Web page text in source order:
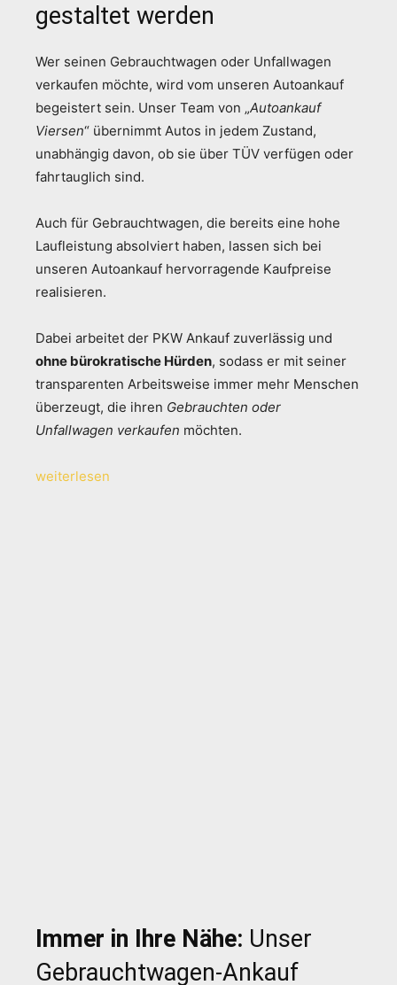
gestaltet werden
Wer seinen Gebrauchtwagen oder Unfallwagen
verkaufen möchte, wird vom unseren Autoankauf
begeistert sein. Unser Team von „Autoankauf
Viersen“ übernimmt Autos in jedem Zustand,
unabhängig davon, ob sie über TÜV verfügen oder
fahrtauglich sind.
Auch für Gebrauchtwagen, die bereits eine hohe
Laufleistung absolviert haben, lassen sich bei
unseren Autoankauf hervorragende Kaufpreise
realisieren.
Dabei arbeitet der PKW Ankauf zuverlässig und
ohne bürokratische Hürden, sodass er mit seiner
transparenten Arbeitsweise immer mehr Menschen
überzeugt, die ihren Gebrauchten oder
Unfallwagen verkaufen möchten.
weiterlesen
Immer in Ihre Nähe: Unser
Gebrauchtwagen-Ankauf